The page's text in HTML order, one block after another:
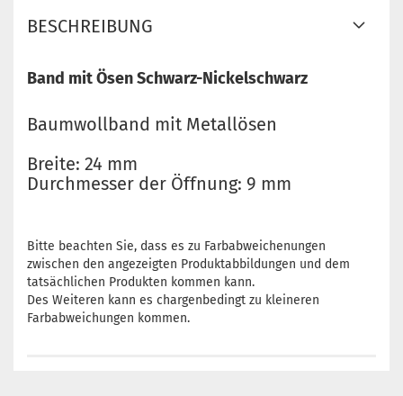
BESCHREIBUNG
Band mit Ösen Schwarz-Nickelschwarz
Baumwollband mit Metallösen
Breite: 24 mm
Durchmesser der Öffnung: 9 mm
Bitte beachten Sie, dass es zu Farbabweichenungen
zwischen den angezeigten Produktabbildungen und dem
tatsächlichen Produkten kommen kann.
Des Weiteren kann es chargenbedingt zu kleineren
Farbabweichungen kommen.